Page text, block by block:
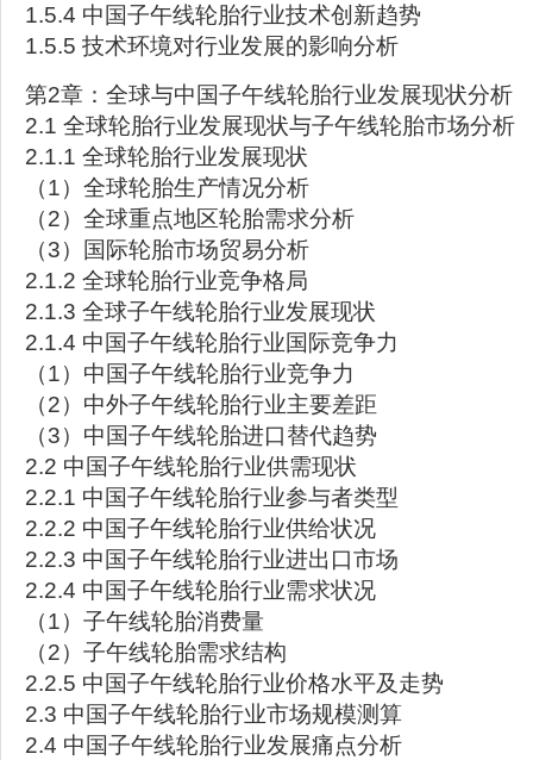
1.5.4 中国子午线轮胎行业技术创新趋势
1.5.5 技术环境对行业发展的影响分析
第2章：全球与中国子午线轮胎行业发展现状分析
2.1 全球轮胎行业发展现状与子午线轮胎市场分析
2.1.1 全球轮胎行业发展现状
（1）全球轮胎生产情况分析
（2）全球重点地区轮胎需求分析
（3）国际轮胎市场贸易分析
2.1.2 全球轮胎行业竞争格局
2.1.3 全球子午线轮胎行业发展现状
2.1.4 中国子午线轮胎行业国际竞争力
（1）中国子午线轮胎行业竞争力
（2）中外子午线轮胎行业主要差距
（3）中国子午线轮胎进口替代趋势
2.2 中国子午线轮胎行业供需现状
2.2.1 中国子午线轮胎行业参与者类型
2.2.2 中国子午线轮胎行业供给状况
2.2.3 中国子午线轮胎行业进出口市场
2.2.4 中国子午线轮胎行业需求状况
（1）子午线轮胎消费量
（2）子午线轮胎需求结构
2.2.5 中国子午线轮胎行业价格水平及走势
2.3 中国子午线轮胎行业市场规模测算
2.4 中国子午线轮胎行业发展痛点分析